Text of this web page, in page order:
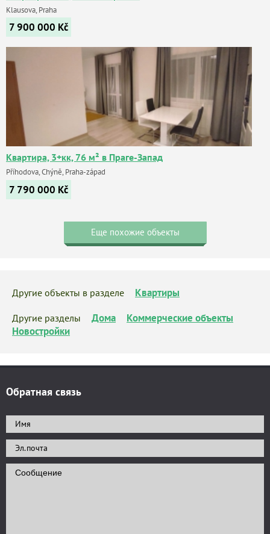
Klausova, Praha
7 900 000 Kč
Квартира, 3+кк, 76 м² в Праге-Запад
Příhodova, Chýně, Praha-západ
7 790 000 Kč
Еще похожие объекты
Другие объекты в разделе Квартиры
Другие разделы Дома
Коммерческие объекты
Новостройки
Обратная связь